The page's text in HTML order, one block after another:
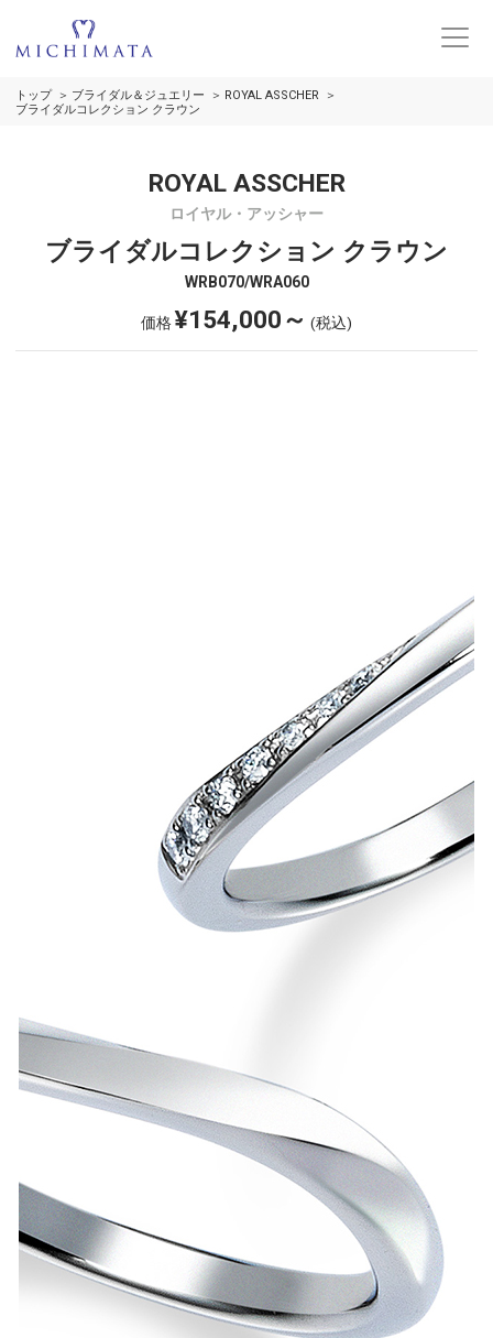
トップ ブライダル＆ジュエリー
ROYAL ASSCHER
ブライダルコレクション クラウン
ROYAL ASSCHER
ロイヤル・アッシャー
ブライダルコレクション クラウン
WRB070/WRA060
価格¥154,000～ (税込)